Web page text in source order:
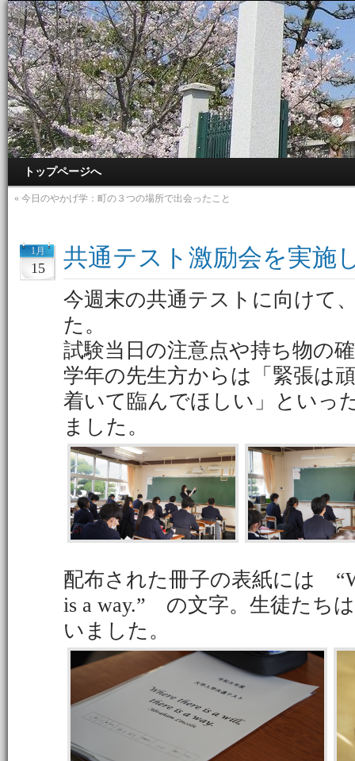
トップページへ
« 今日のやかげ学：町の３つの場所で出会ったこと
1月
15 共通テスト激励会を実施
今週末の共通テストに向けて
た。
試験当日の注意点や持ち物の
学年の先生方からは「緊張は
着いて臨んでほしい」といっ
ました。
配布された冊子の表紙には
is a way.” の文字。生徒たち
いました。